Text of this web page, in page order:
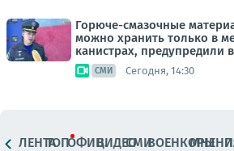
Горюче-смазочные
можно хранить только в
канистрах, предупредили
СМИ Сегодня, 14:30
ЛЕНТАТОПОФИЦ.ВИДЕОСМИВОЕНКОРЫ